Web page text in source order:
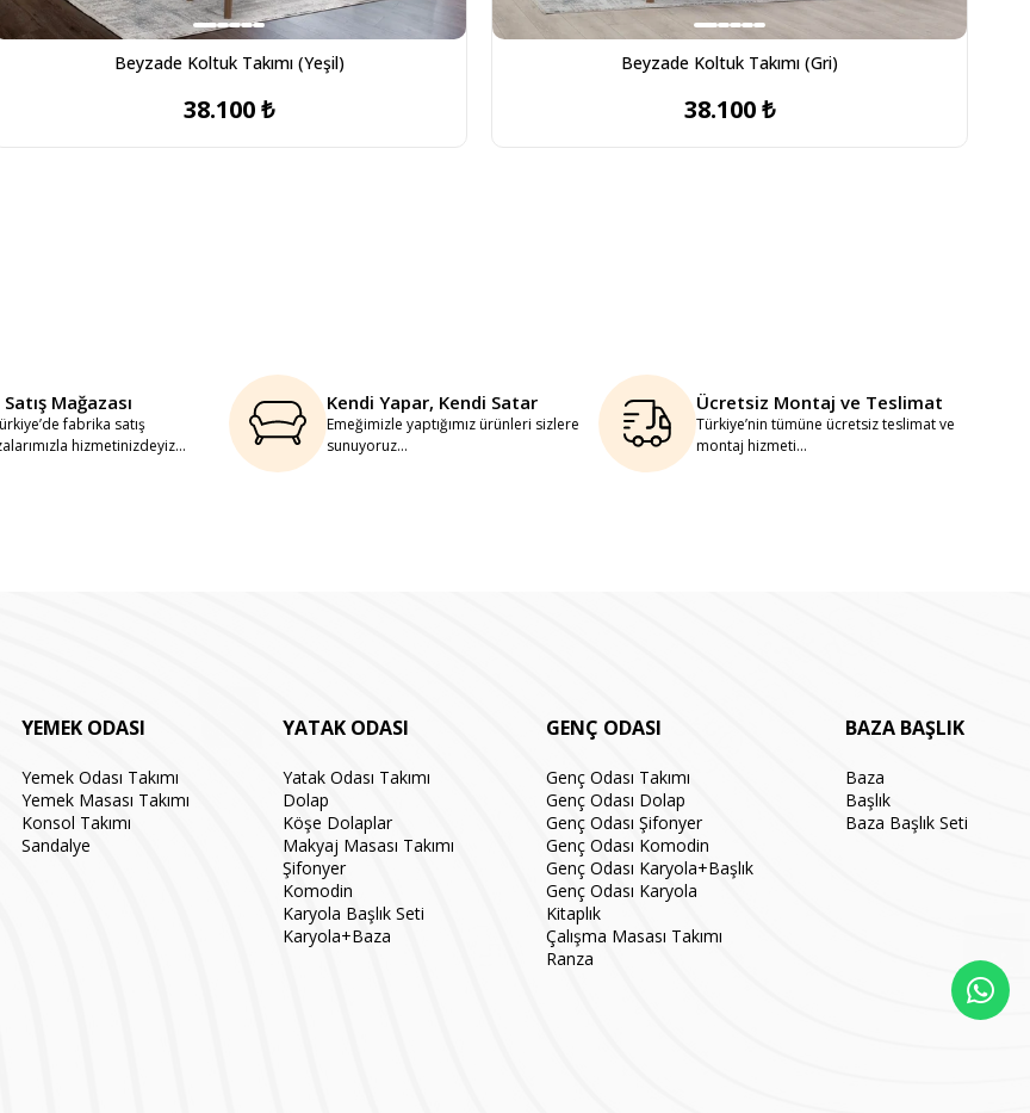
Beyzade Koltuk Takımı (Yeşil)
38.100 ₺
Beyzade Koltuk Takımı (Gri)
38.100 ₺
Mağazası
fabrika satış
hizmetinizdeyiz...
Kendi Yapar, Kendi Satar
Emeğimizle yaptığımız ürünleri sizlere
sunuyoruz...
Ücretsiz Montaj ve Teslimat
Türkiye’nin tümüne ücretsiz teslimat ve
montaj hizmeti...
YEMEK ODASI
Yemek Odası Takımı
Yemek Masası Takımı
Konsol Takımı
Sandalye
YATAK ODASI
Yatak Odası Takımı
Dolap
Köşe Dolaplar
Makyaj Masası Takımı
Şifonyer
Komodin
Karyola Başlık Seti
Karyola+Baza
GENÇ ODASI
Genç Odası Takımı
Genç Odası Dolap
Genç Odası Şifonyer
Genç Odası Komodin
Genç Odası Karyola+Başlık
Genç Odası Karyola
Kitaplık
Çalışma Masası Takımı
Ranza
BAZA BAŞLIK
Baza
Başlık
Baza Başlık Seti